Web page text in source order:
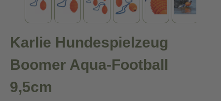
Karlie Hundespielzeug
Boomer Aqua-Football
9,5cm